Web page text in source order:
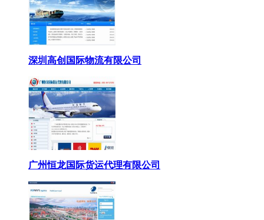
深圳高创国际物流有限公司
广州恒龙国际货运代理有限公司